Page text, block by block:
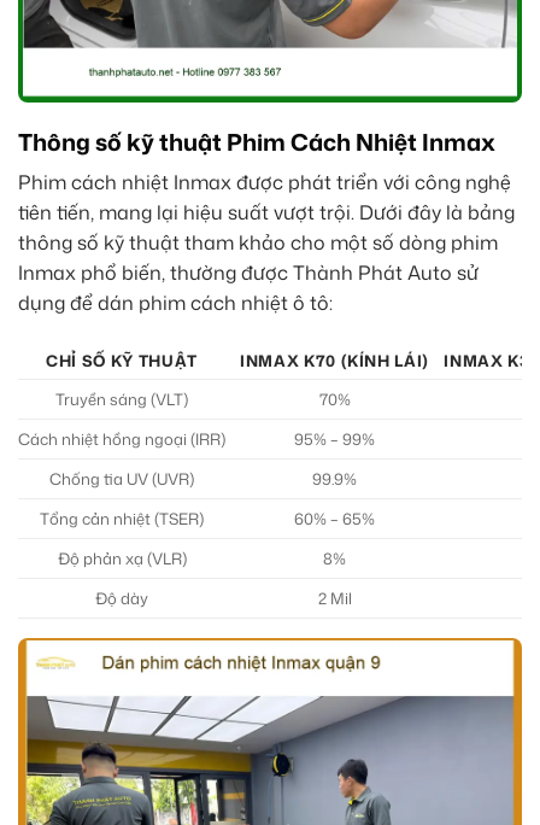
Thông số kỹ thuật Phim Cách Nhiệt Inmax
Phim cách nhiệt Inmax được phát triển với công nghệ
tiên tiến, mang lại hiệu suất vượt trội. Dưới đây là bảng
thông số kỹ thuật tham khảo cho một số dòng phim
Inmax phổ biến, thường được Thành Phát Auto sử
dụng để dán phim cách nhiệt ô tô:
CHỈ SỐ KỸ THUẬT INMAX K70 (KÍNH LÁI)
INMAX
Truyền sáng (VLT)
70%
Cách nhiệt hồng ngoại (IRR)
95% – 99%
Chống tia UV (UVR)
99.9%
Tổng cản nhiệt (TSER)
60% – 65%
Độ phản xạ (VLR)
8%
Độ dày
2 Mil